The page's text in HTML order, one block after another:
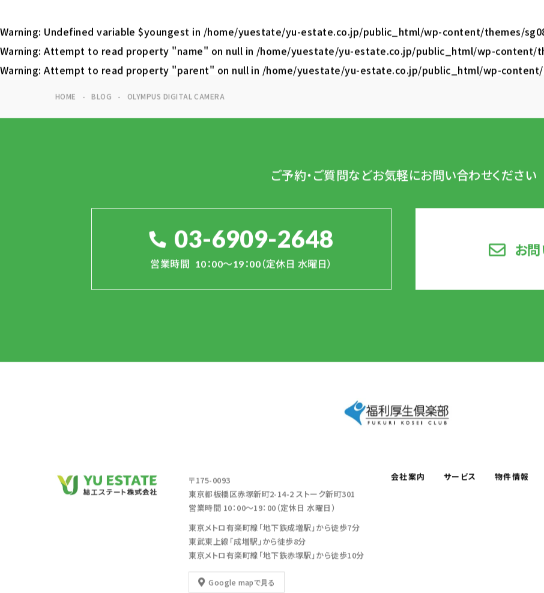
Warning: Undefined variable $youngest in /home/yuestate/yu-estate.co.jp/public_html/wp-content/themes/
Warning: Attempt to read property "name" on null in /home/yuestate/yu-estate.co.jp/public_html/wp-content/
Warning: Attempt to read property "parent" on null in /home/yuestate/yu-estate.co.jp/public_html/wp-
HOME BLOG OLYMPUS DIGITAL CAMERA
ご予約・ご質問などお気軽にお問い合わせください
03-6909-2648
営業時間 10：00～19：00（定休日 水曜日）
お
〒175-0093
東京都板橋区赤塚新町2-14-2ストーク新町301
営業時間 10：00～19：00（定休日 水曜日）
東京メトロ有楽町線「地下鉄成増駅」から徒歩7分
東武東上線「成増駅」から徒歩8分
東京メトロ有楽町線「地下鉄赤塚駅」から徒歩10分
Google mapで見る
会社案内 サービス 物件情報